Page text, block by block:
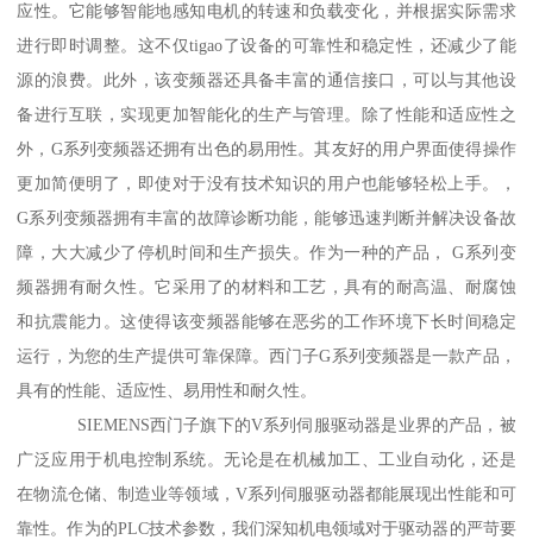
应性。它能够智能地感知电机的转速和负载变化，并根据实际需求
进行即时调整。这不仅tigao了设备的可靠性和稳定性，还减少了能
源的浪费。此外，该变频器还具备丰富的通信接口，可以与其他设
备进行互联，实现更加智能化的生产与管理。除了性能和适应性之
外，G系列变频器还拥有出色的易用性。其友好的用户界面使得操作
更加简便明了，即使对于没有技术知识的用户也能够轻松上手。，
G系列变频器拥有丰富的故障诊断功能，能够迅速判断并解决设备故
障，大大减少了停机时间和生产损失。作为一种的产品， G系列变
频器拥有耐久性。它采用了的材料和工艺，具有的耐高温、耐腐蚀
和抗震能力。这使得该变频器能够在恶劣的工作环境下长时间稳定
运行，为您的生产提供可靠保障。西门子G系列变频器是一款产品，
具有的性能、适应性、易用性和耐久性。
SIEMENS西门子旗下的V系列伺服驱动器是业界的产品，被
广泛应用于机电控制系统。无论是在机械加工、工业自动化，还是
在物流仓储、制造业等领域，V系列伺服驱动器都能展现出性能和可
靠性。作为的PLC技术参数，我们深知机电领域对于驱动器的严苛要